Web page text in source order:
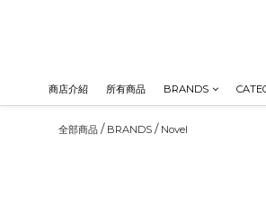
商店介紹 所有商品 BRANDS
全部商品 / BRANDS / Novel